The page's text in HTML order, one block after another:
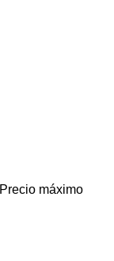
Precio máximo